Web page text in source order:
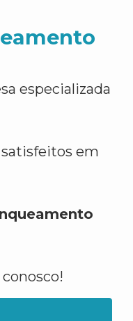
especializada
satisfeitos em